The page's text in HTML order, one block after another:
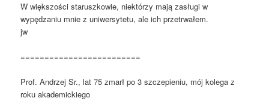
W większości staruszkowie, niektórzy mają zasługi w
wypędzaniu mnie z uniwersytetu, ale ich przetrwałem.
jw
=========================
Prof. Andrzej Sr., lat 75 zmarł po 3 szczepieniu, mój kolega z
roku akademickiego